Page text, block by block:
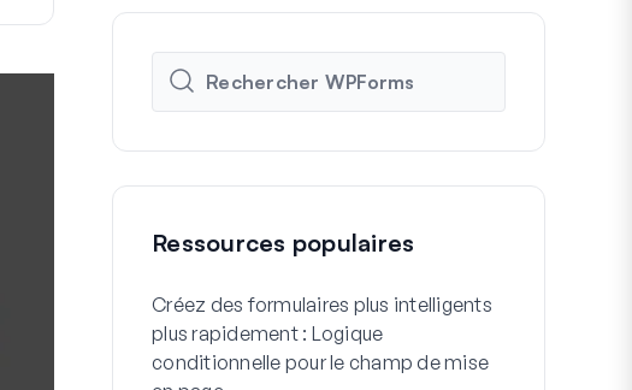
Ressources populaires
Créez des formulaires plus intelligents
plus rapidement : Logique
conditionnelle pour le champ de mise